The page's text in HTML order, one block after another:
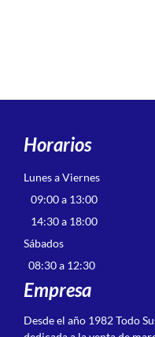
Horarios
Lunes a Viernes
09:00 a 13:00
14:30 a 18:00
Sábados
08:30 a 12:30
Empresa
Desde el año 1982 Todo